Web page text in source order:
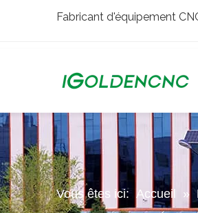
Fabricant d'équipement
Vous êtes ici: Accueil »